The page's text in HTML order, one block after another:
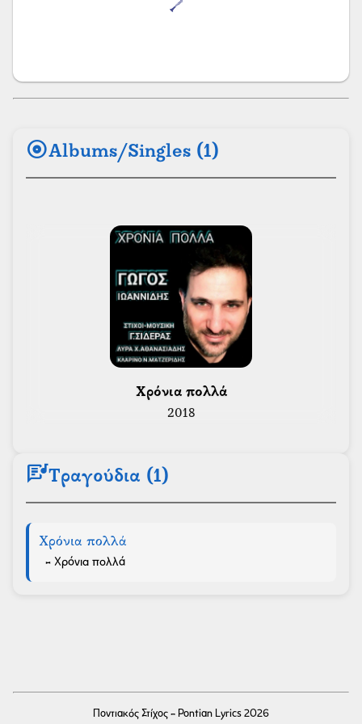
albumAlbums/Singles (1)
Χρόνια πολλά
2018
lyricsΤραγούδια (1)
Χρόνια πολλά
- Χρόνια πολλά
Ποντιακός Στίχος - Pontian Lyrics 2026